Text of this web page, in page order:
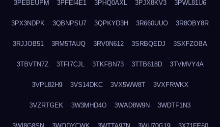
3PEBEUPM 3PFEI4E1 3PHQ0AXL 3PJX8KV3 3PWL81U6
3PX3NDPK 3QBNPSU7 3QPKYD3H 3R660UUO 3R8OBY8R
3RJJOB51 3RM5TAUQ 3RV0N612 3SRBQEDJ 3SXFZOBA
3TBVTN7Z 3TFI7CJL 3TKFBN73 3TTB618D 3TVMVY4A
3VPL82H9 3VS14DKC 3VX5WW8T 3VXFRWKX
3VZRTGEK 3W3MHD4O 3WAD8W9N 3WDTF1N3